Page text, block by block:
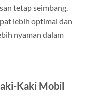
tetap seimbang.
lebih optimal dan
nyaman dalam
Kaki Mobil